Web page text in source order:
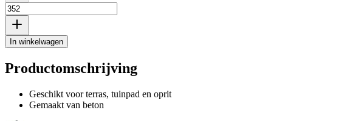
In winkelwagen
Productomschrijving
Geschikt voor terras, tuinpad en oprit
Gemaakt van beton